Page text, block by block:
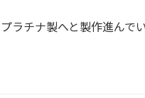
ラチナ製へと製作進んでい